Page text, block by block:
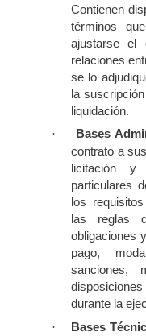
Contienen
términos
ajustarse el
relaciones
se lo
la
liquidación.
· Bases
contrato a
licitación y
particulares
los
las reglas
obligaciones
pago,
sanciones,
durante la
· Bases